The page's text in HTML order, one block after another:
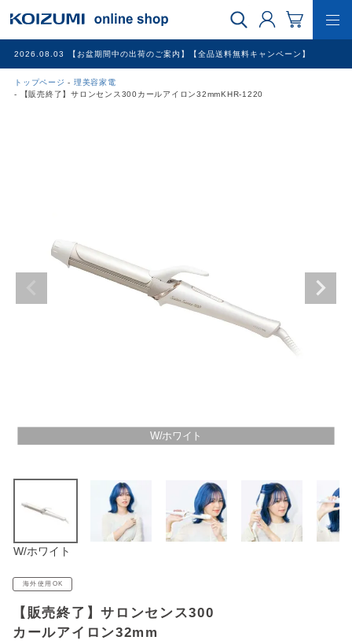
2026.08.03 【お盆期間中の出荷のご案内】【全品送料無料キャンペーン】
トップページ
理美容家電
【販売終了】サロンセンス300カールアイロン32mmKHR-1220
WEB限定品
ログイン
お問い合わせ
W/ホワイト
W/ホワイト
海外使用OK
【販売終了】サロンセンス300
カールアイロン32mm